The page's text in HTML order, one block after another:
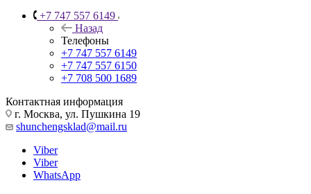
+7 747 557 6149
Назад
Телефоны
+7 747 557 6149
+7 747 557 6150
+7 708 500 1689
Контактная информация
г. Москва, ул. Пушкина 19
shunchengsklad@mail.ru
Viber
Viber
WhatsApp